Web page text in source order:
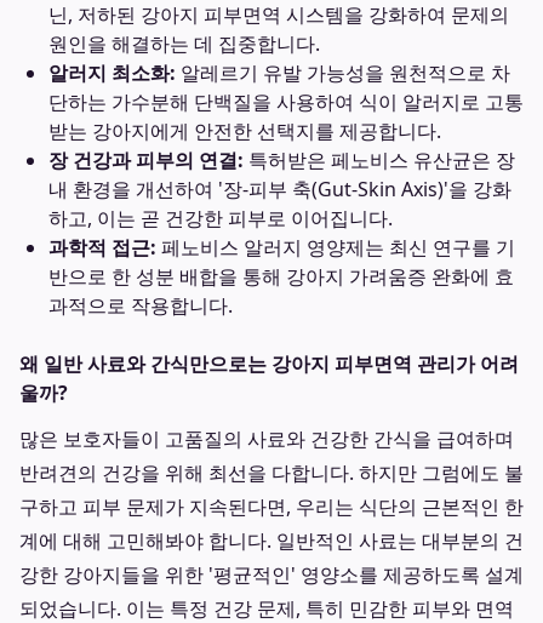
닌, 저하된 강아지 피부면역 시스템을 강화하여 문제의
원인을 해결하는 데 집중합니다.
알러지 최소화: 알레르기 유발 가능성을 원천적으로 차
단하는 가수분해 단백질을 사용하여 식이 알러지로 고통
받는 강아지에게 안전한 선택지를 제공합니다.
장 건강과 피부의 연결: 특허받은 페노비스 유산균은 장
내 환경을 개선하여 '장-피부 축(Gut-Skin Axis)'을 강화
하고, 이는 곧 건강한 피부로 이어집니다.
과학적 접근: 페노비스 알러지 영양제는 최신 연구를 기
반으로 한 성분 배합을 통해 강아지 가려움증 완화에 효
과적으로 작용합니다.
왜 일반 사료와 간식만으로는 강아지 피부면역 관리가 어려
울까?
많은 보호자들이 고품질의 사료와 건강한 간식을 급여하며
반려견의 건강을 위해 최선을 다합니다. 하지만 그럼에도 불
구하고 피부 문제가 지속된다면, 우리는 식단의 근본적인 한
계에 대해 고민해봐야 합니다. 일반적인 사료는 대부분의 건
강한 강아지들을 위한 '평균적인' 영양소를 제공하도록 설계
되었습니다. 이는 특정 건강 문제, 특히 민감한 피부와 면역